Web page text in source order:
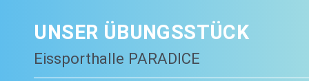
UNSER ÜBUNGSSTÜCK
Eissporthalle PARADICE